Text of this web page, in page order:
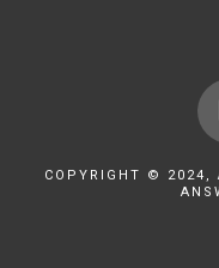
COPYRIGHT © 2024,